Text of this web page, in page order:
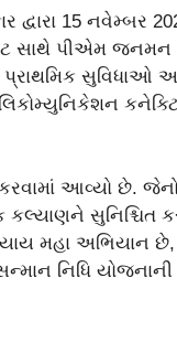
દ્વારા 15 નવેમ્બર
સાથે પીએમ
પ્રાથમિક
આવ્યો છે.
સુનિશ્ચિત
મહા અભિયાન
નિધિ યોજનાની